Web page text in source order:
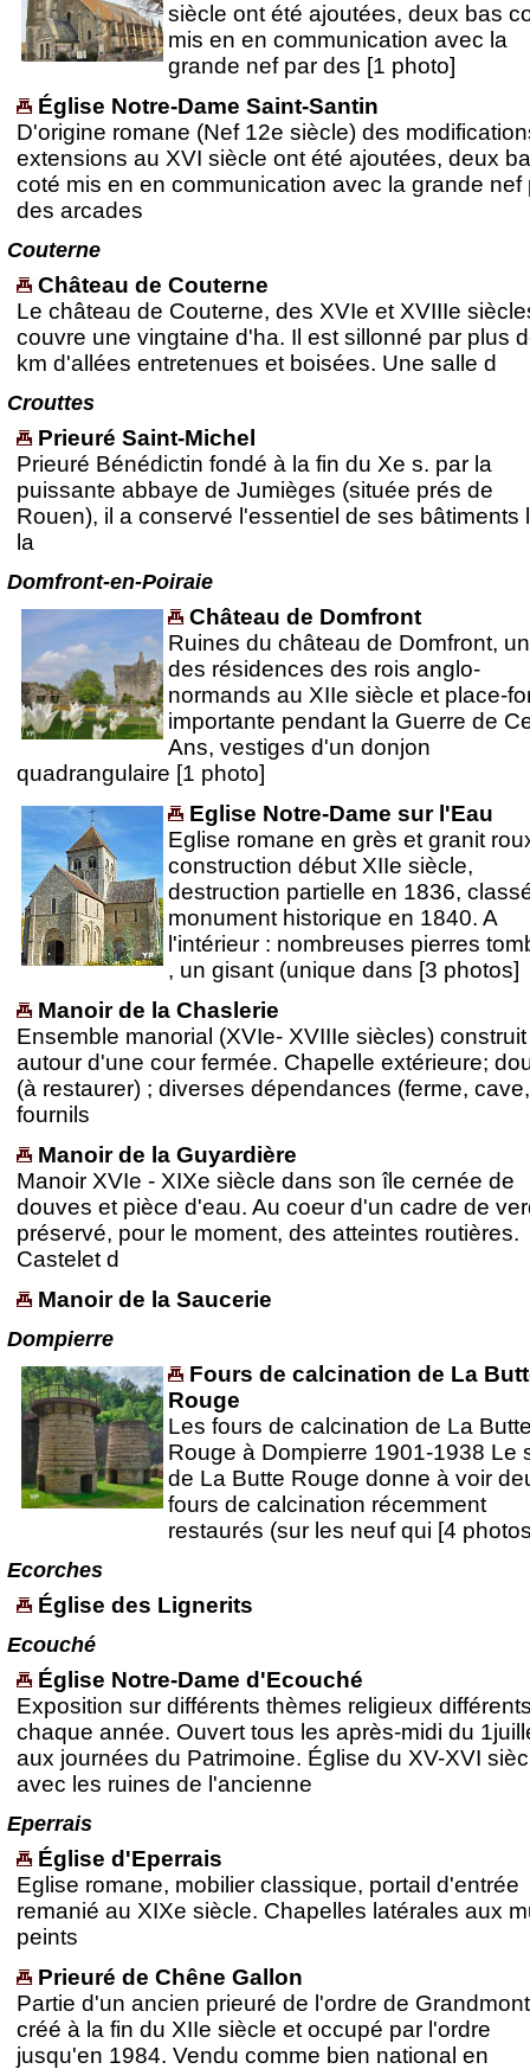
siècle ont été ajoutées, deux bas
mis en en communication avec la
grande nef par des [1 photo]
Église Notre-Dame Saint-Santin
D'origine romane (Nef 12e siècle) des
extensions au XVI siècle ont été ajoutées, deux
coté mis en en communication avec la grande nef
des arcades
Couterne
Château de Couterne
Le château de Couterne, des XVIe et XVIIIe
couvre une vingtaine d'ha. Il est sillonné par plus
km d'allées entretenues et boisées. Une salle d
Crouttes
Prieuré Saint-Michel
Prieuré Bénédictin fondé à la fin du Xe s. par la
puissante abbaye de Jumièges (située prés de
Rouen), il a conservé l'essentiel de ses bâtiments
la
Domfront-en-Poiraie
Château de Domfront
Ruines du château de Domfront,
des résidences des rois anglo-
normands au XIIe siècle et place-
importante pendant la Guerre de
Ans, vestiges d'un donjon
quadrangulaire [1 photo]
Eglise Notre-Dame sur l'Eau
Eglise romane en grès et granit
construction début XIIe siècle,
destruction partielle en 1836,
monument historique en 1840. A
l'intérieur : nombreuses pierres
, un gisant (unique dans [3 photos]
Manoir de la Chaslerie
Ensemble manorial (XVIe- XVIIIe siècles) construit
autour d'une cour fermée. Chapelle extérieure;
(à restaurer) ; diverses dépendances (ferme, cave,
fournils
Manoir de la Guyardière
Manoir XVIe - XIXe siècle dans son île cernée de
douves et pièce d'eau. Au coeur d'un cadre de
préservé, pour le moment, des atteintes routières.
Castelet d
Manoir de la Saucerie
Dompierre
Fours de calcination de La
Rouge
Les fours de calcination de La
Rouge à Dompierre 1901-1938 Le
de La Butte Rouge donne à voir
fours de calcination récemment
restaurés (sur les neuf qui [4
Ecorches
Église des Lignerits
Ecouché
Église Notre-Dame d'Ecouché
Exposition sur différents thèmes religieux
chaque année. Ouvert tous les après-midi du
aux journées du Patrimoine. Église du XV-XVI
avec les ruines de l'ancienne
Eperrais
Église d'Eperrais
Eglise romane, mobilier classique, portail d'entrée
remanié au XIXe siècle. Chapelles latérales aux
peints
Prieuré de Chêne Gallon
Partie d'un ancien prieuré de l'ordre de Grandmont
créé à la fin du XIIe siècle et occupé par l'ordre
jusqu'en 1984. Vendu comme bien national en